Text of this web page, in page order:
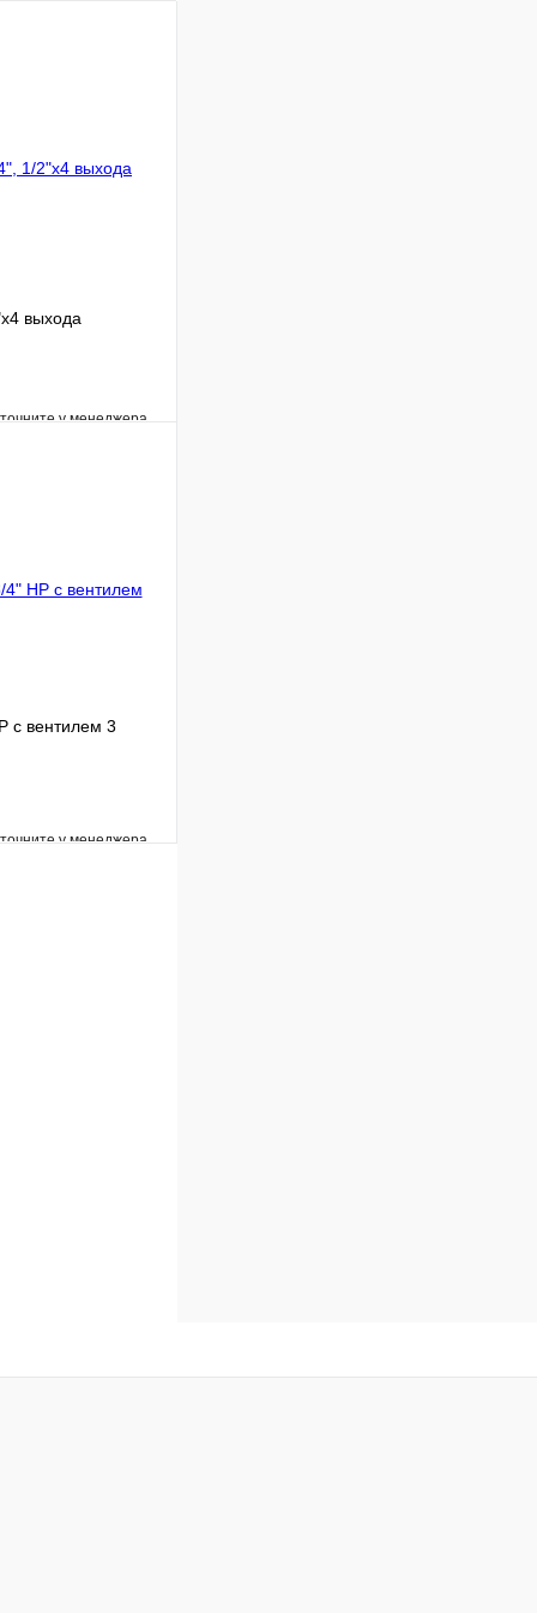
выхода
у менеджера
с вентилем 3
у менеджера